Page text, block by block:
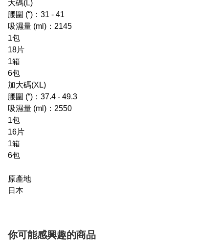
大碼(L)
腰圍 (“)：31 - 41
吸濕量 (ml)：2145
1包
18片
1箱
6包
加大碼(XL)
腰圍 (“)：37.4 - 49.3
吸濕量 (ml)：2550
1包
16片
1箱
6包
原產地
日本
你可能感興趣的商品